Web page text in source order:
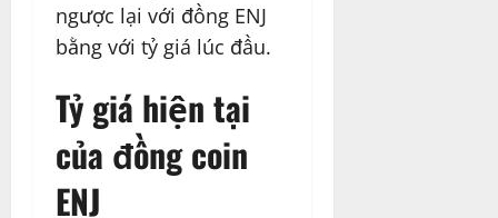
ngược lại với đồng ENJ
bằng với tỷ giá lúc đầu.
Tỷ giá hiện tại
của đồng coin
ENJ